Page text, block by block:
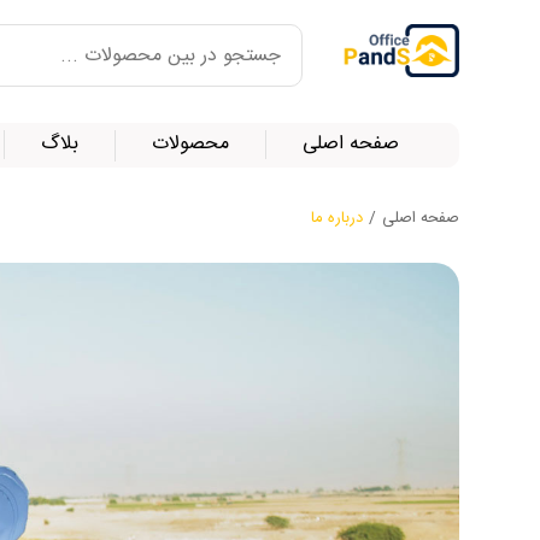
صفحه اصلی محصولات بلاگ
صفحه اصلی / درباره ما